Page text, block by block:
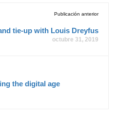
Publicación anterior
tie-up with Louis Dreyfus
octubre 31, 2019
the digital age